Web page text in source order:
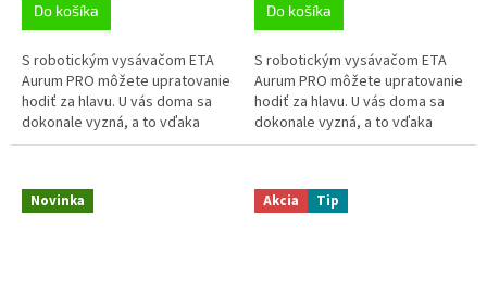
Do košíka
S robotickým vysávačom ETA
Aurum PRO môžete upratovanie
hodiť za hlavu. U vás doma sa
dokonale vyzná, a to vďaka
laserovej navigácii Laser+ 7.0 s
Do košíka
S robotickým vysávačom ETA
Aurum PRO môžete upratovanie
hodiť za hlavu. U vás doma sa
dokonale vyzná, a to vďaka
laserovej navigácii Laser+ 7.0 s
Novinka Akcia Tip